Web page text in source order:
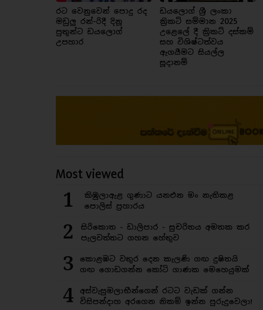
රට වෙනුවෙන් පොදු රද
මඩුලු රන්-රිදී දිනූ
පුතුන්ට ඩයලොග්
උපහාර
ඩයලොග් ශ්‍රී ලංකා
ක්‍රිකට් සම්මාන 2025
උළෙලේ දී ක්‍රිකට් දස්කම්
සහ විශිෂ්ටත්වය
ඇගයීමට සියල්ල
සූදානම්
Most viewed
1
කිඹුලාඇළ ගුණාට යනඑන මං නැතිකළ
පොලිස් ප්‍රහාරය
2
සිරිකොත - ඩාලිපාර - සුචරිතය අමතක කර
පැලවත්තට ගහන හේතුව
3
කොළඹට වතුර දෙන කැලණි ගඟ දුෂිතයි
ගඟ ගොඩගන්න කෝටි ගාණක මෙහෙයුමක්
4
අස්වැසුමලාභීන්ගෙන් රටට වැඩක් ගන්න
විසිපන්දාහ අරගෙන නිකම් ඉන්න පුරුදුවෙලා!